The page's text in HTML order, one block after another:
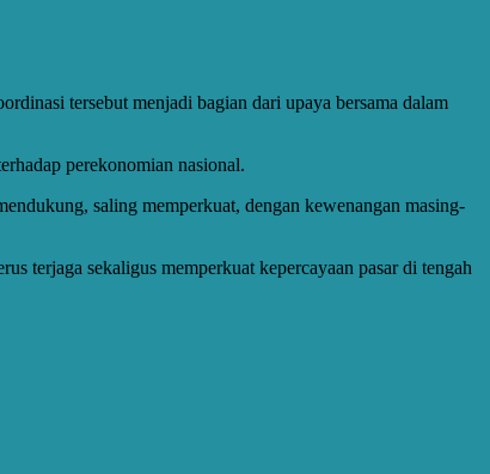
tersebut menjadi bagian dari upaya bersama dalam
perekonomian nasional.
saling memperkuat, dengan kewenangan masing-
terjaga sekaligus memperkuat kepercayaan pasar di tengah